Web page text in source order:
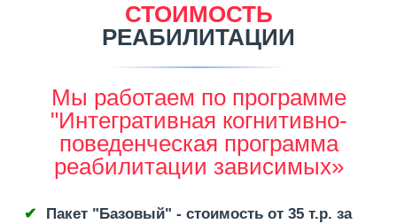
СТОИМОСТЬ
РЕАБИЛИТАЦИИ
Мы работаем по программе
"Интегративная когнитивно-
поведенческая программа
реабилитации зависимых»
Пакет "Базовый" - стоимость от 35 т.р. за